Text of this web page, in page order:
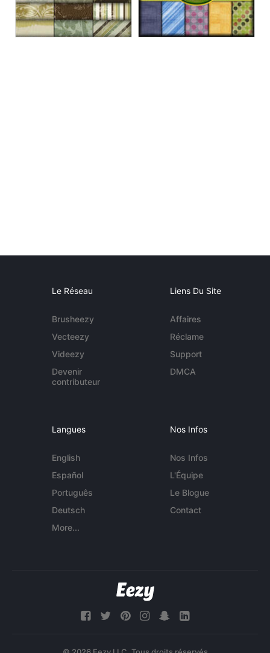
Le Réseau
Brusheezy
Vecteezy
Videezy
Devenir
contributeur
Liens Du Site
Affaires
Réclame
Support
DMCA
Langues
English
Español
Português
Deutsch
More...
Nos Infos
Nos Infos
L'Équipe
Le Blogue
Contact